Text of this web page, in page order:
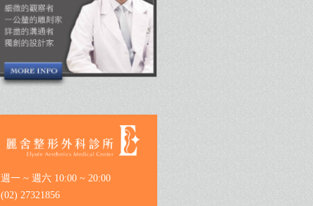
週一 ~ 週六 10:00 ~ 20:00
(02) 27321856